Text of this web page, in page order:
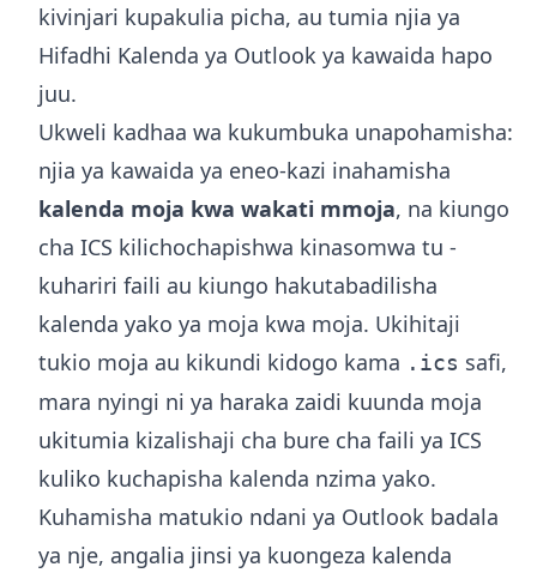
kivinjari kupakulia picha, au tumia njia ya
Hifadhi Kalenda ya Outlook ya kawaida hapo
juu.
Ukweli kadhaa wa kukumbuka unapohamisha:
njia ya kawaida ya eneo-kazi inahamisha
kalenda moja kwa wakati mmoja, na kiungo
cha ICS kilichochapishwa kinasomwa tu -
kuhariri faili au kiungo hakutabadilisha
kalenda yako ya moja kwa moja. Ukihitaji
tukio moja au kikundi kidogo kama .ics safi,
mara nyingi ni ya haraka zaidi kuunda moja
ukitumia kizalishaji cha bure cha faili ya ICS
kuliko kuchapisha kalenda nzima yako.
Kuhamisha matukio ndani ya Outlook badala
ya nje, angalia jinsi ya kuongeza kalenda